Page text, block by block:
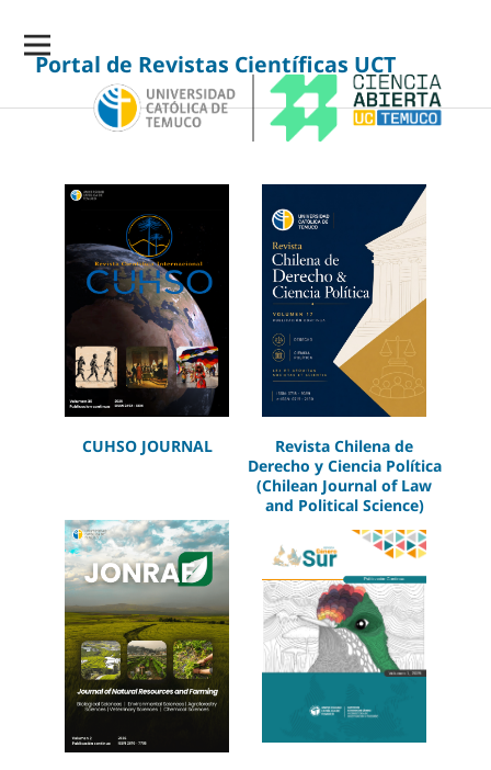
Portal de Revistas Científicas UCT
CUHSO JOURNAL
Revista Chilena de
Derecho y Ciencia Política
(Chilean Journal of Law
and Political Science)